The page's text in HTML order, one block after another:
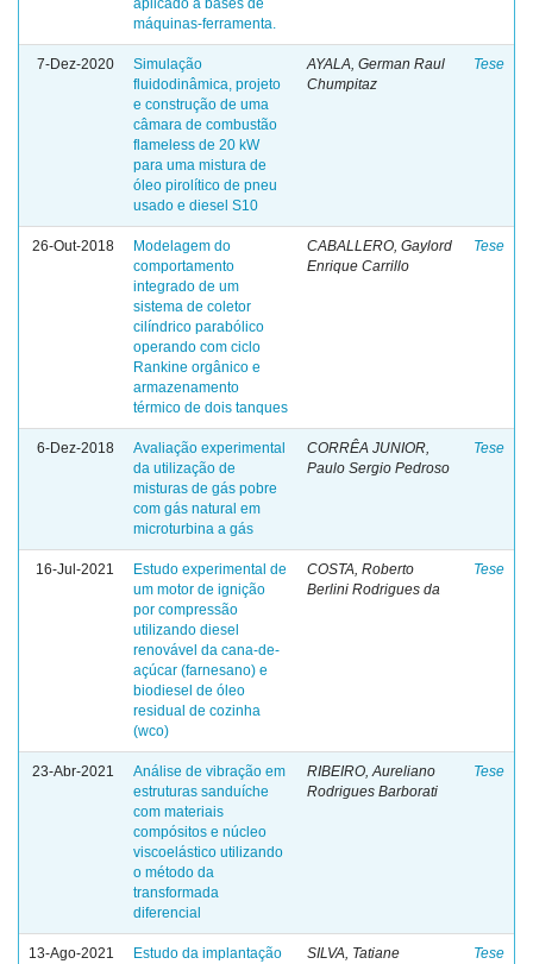
aplicado à bases de
máquinas-ferramenta.
7-Dez-2020
Simulação
fluidodinâmica, projeto
e construção de uma
câmara de combustão
flameless de 20 kW
para uma mistura de
óleo pirolítico de pneu
usado e diesel S10
AYALA, German Raul
Chumpitaz
Tese
26-Out-2018
Modelagem do
comportamento
integrado de um
sistema de coletor
cilíndrico parabólico
operando com ciclo
Rankine orgânico e
armazenamento
térmico de dois tanques
CABALLERO, Gaylord
Enrique Carrillo
Tese
6-Dez-2018
Avaliação experimental
da utilização de
misturas de gás pobre
com gás natural em
microturbina a gás
CORRÊA JUNIOR,
Paulo Sergio Pedroso
Tese
16-Jul-2021
Estudo experimental de
um motor de ignição
por compressão
utilizando diesel
renovável da cana-de-
açúcar (farnesano) e
biodiesel de óleo
residual de cozinha
(wco)
COSTA, Roberto
Berlini Rodrigues da
Tese
23-Abr-2021
Análise de vibração em
estruturas sanduíche
com materiais
compósitos e núcleo
viscoelástico utilizando
o método da
transformada
diferencial
RIBEIRO, Aureliano
Rodrigues Barborati
Tese
13-Ago-2021
Estudo da implantação
SILVA, Tatiane
Tese